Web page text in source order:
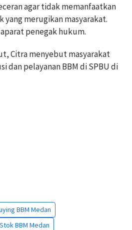
agar tidak memanfaatkan
merugikan masyarakat.
penegak hukum.
Citra menyebut masyarakat
dan pelayanan BBM di SPBU di
BBM Medan
Stok BBM Medan